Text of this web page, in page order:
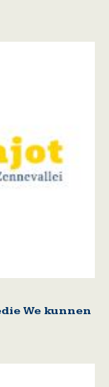
We kunnen